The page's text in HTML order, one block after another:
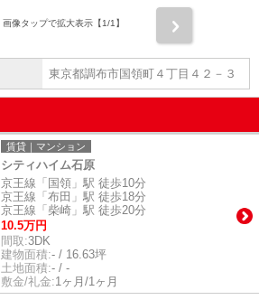
画像タップで拡大表示【1/1】
東京都調布市国領町４丁目４２－３
賃貸｜マンション
シティハイム石原
京王線「国領」駅 徒歩10分
京王線「布田」駅 徒歩18分
京王線「柴崎」駅 徒歩20分
10.5万円
間取:3DK
建物面積:- / 16.63坪
土地面積:- / -
敷金/礼金:1ヶ月/1ヶ月